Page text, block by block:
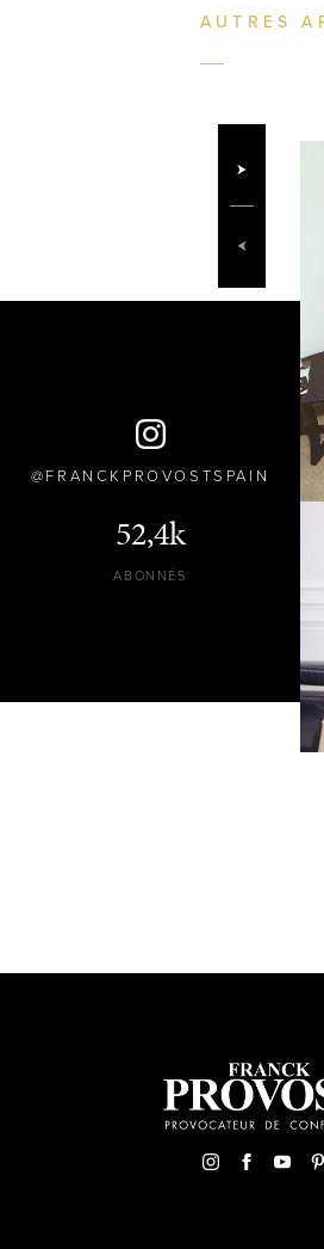
AUTRES
FRANCKPROVOSTSPAIN
52,4k
ABONNÉS